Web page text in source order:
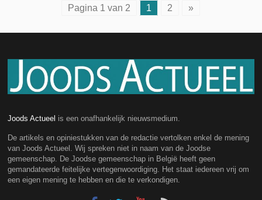
Pagina 1 van 2 1 2 »
Joods Actueel is een onafhankelijk nieuwsmedium.
De artikels en opiniestukken van de redactie vertolken enkel de mening
van Joods Actueel. Wij spreken niet in naam van de Joodse
gemeenschap. De Joodse gemeenschap in België heeft geen
gemandateerde feitelijke vertegenwoordiging. Het staat iedereen vrij om
een eigen mening te hebben en die te verkondigen.